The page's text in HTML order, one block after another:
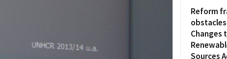
Reform
Changes
Sources